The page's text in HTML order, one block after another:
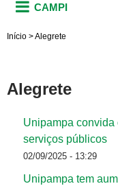
CAMPI
Início >Alegrete
Alegrete
Unipampa
serviços públicos
02/09/2025 - 13:29
Unipampa tem